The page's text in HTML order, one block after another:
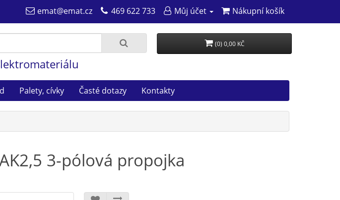
emat@emat.cz 469 622 733 Můj účet Nákupní košík
(0) 0,00 KČ
Palety, cívky Časté dotazy Kontakty
3-pólová propojka